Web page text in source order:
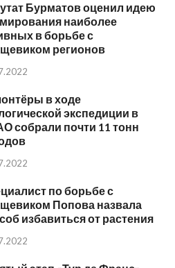
Бурматов оценил идею
наиболее
в борьбе с
регионов
в ходе
экспедиции в
собрали почти 11 тонн
по борьбе с
Попова назвала
избавиться от растения